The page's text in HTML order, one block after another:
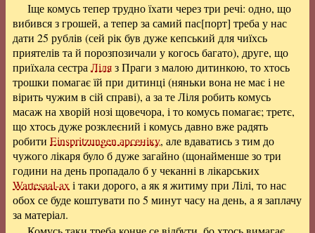
Іще комусь тепер трудно їхати через три речі: одно, що
вибився з грошей, а тепер за самий пас[порт] треба у нас
дати 25 рублів (сей рік був дуже кепський для чиїхсь
приятелів та й порозпозичали у когось багато), друге, що
приїхала сестра Ліляз Праги з малою дитинкою, то хтось
трошки помагає їй при дитинці (няньки вона не має і не
вірить чужим в сій справі), а за те Ліля робить комусь
масаж на хворій нозі щовечора, і то комусь помагає; третє,
що хтось дуже розклеєний і комусь давно вже радять
робити Einspritzungen арсеніку, але вдаватись з тим до
чужого лікаря було б дуже загайно (щонайменше зо три
години на день пропадало б у чеканні в лікарських
Wartesaal-ax і таки дорого, а як я житиму при Лілі, то нас
обох се буде коштувати по 5 минут часу на день, а я заплачу
за матеріал.